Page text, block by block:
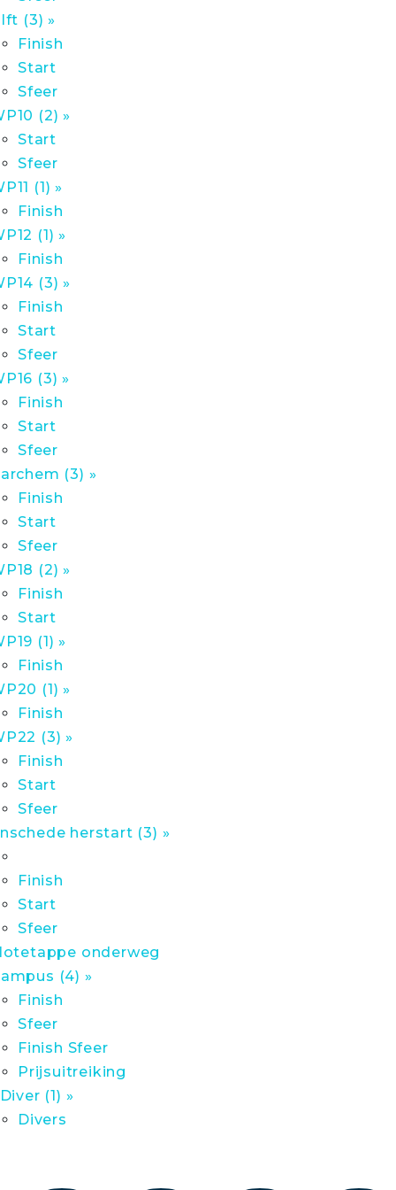
(3) »
Finish
Start
Sfeer
(2) »
Start
Sfeer
(1) »
Finish
(1) »
Finish
(3) »
Finish
Start
Sfeer
(3) »
Finish
Start
Sfeer
(3) »
Finish
Start
Sfeer
(2) »
Finish
Start
(1) »
Finish
(1) »
Finish
(3) »
Finish
Start
Sfeer
herstart (3) »
Finish
Start
Sfeer
onderweg
(4) »
Finish
Sfeer
Finish Sfeer
Prijsuitreiking
(1) »
Divers